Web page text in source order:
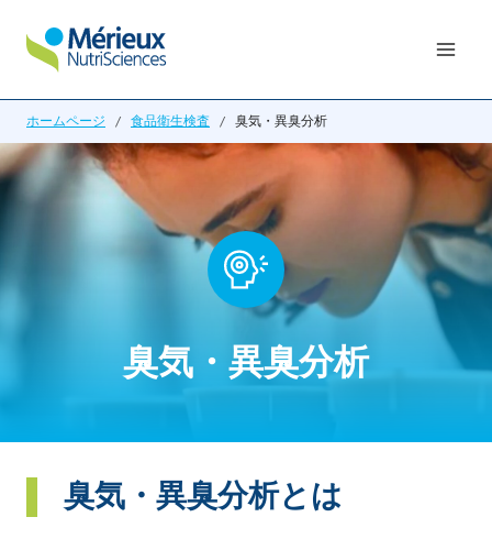
ス
ッ
プ
ホームページ / 食品衛生検査 / 臭気・異臭分析
臭気・異臭分析
臭気・異臭分析とは